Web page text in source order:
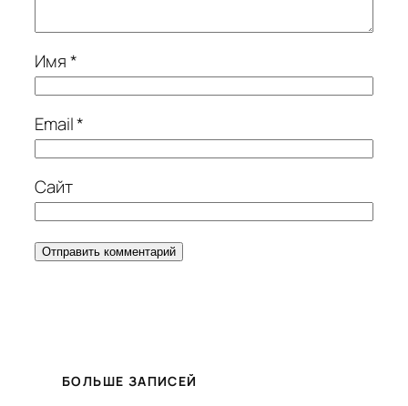
Имя*
Email*
Сайт
БОЛЬШЕ ЗАПИСЕЙ